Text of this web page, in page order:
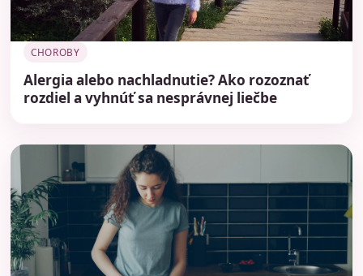
CHOROBY
Alergia alebo nachladnutie? Ako rozoznať
rozdiel a vyhnúť sa nesprávnej liečbe